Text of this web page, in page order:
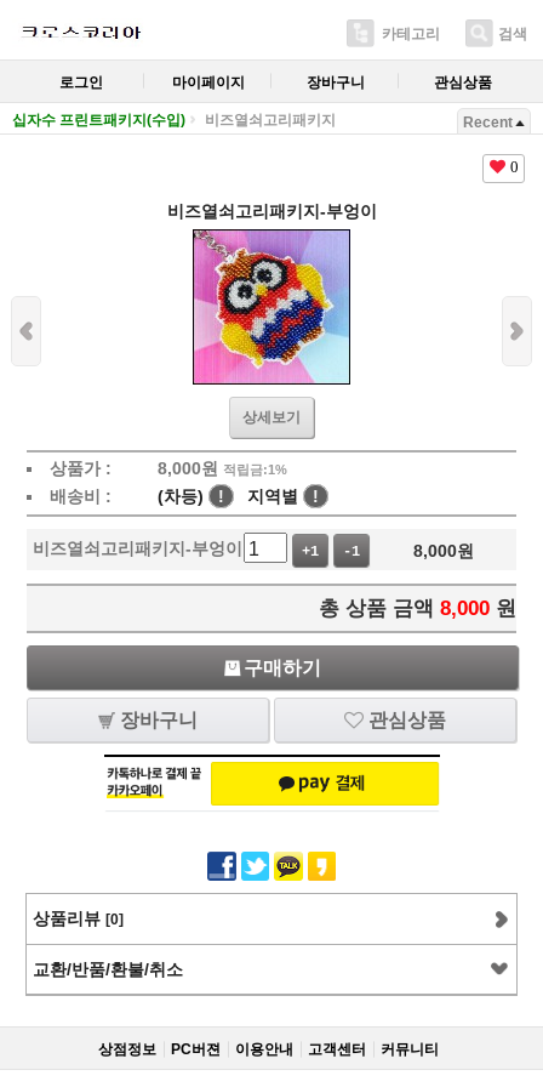
카테고리 검색
로그인 마이페이지 장바구니 관심상품
십자수 프린트패키지(수입) 비즈열쇠고리패키지 Recent
0
비즈열쇠고리패키지-부엉이
상세보기
상품가 : 8,000원 적립금:1%
배송비 : (차등) ! 지역별 !
비즈열쇠고리패키지-부엉이 +1 -1 8,000원
총 상품 금액 8,000 원
구매하기
장바구니 관심상품
상품리뷰 [0]
교환/반품/환불/취소
상점정보 PC버젼 이용안내 고객센터 커뮤니티